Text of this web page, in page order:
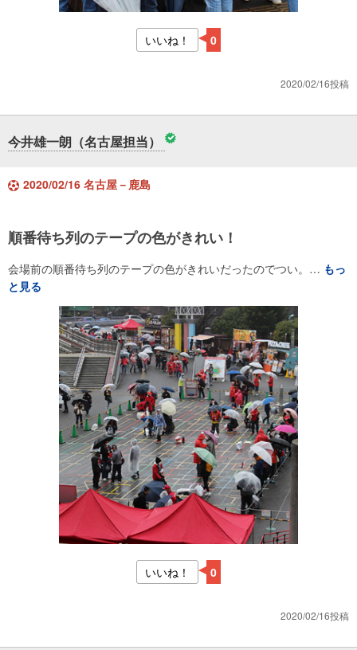
いいね！ 0
2020/02/16投稿
今井雄一朗（名古屋担当）
2020/02/16 名古屋－鹿島
順番待ち列のテープの色がきれい！
会場前の順番待ち列のテープの色がきれいだったのでつい。… もっ
と見る
いいね！ 0
2020/02/16投稿